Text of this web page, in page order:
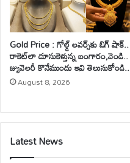
Gold Price : గోల్డ్ లవర్స్‌కు బిగ్ షాక్..
రాకెట్‌లా దూసుకెళ్తున్న బంగారం,వెండి..
జ్యువెలరీ కొనేముందు ఇవి తెలుసుకోండి..
August 8, 2026
Latest News